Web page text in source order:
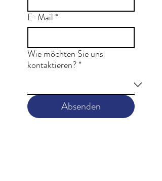
E-Mail*
Wie möchten Sie uns
kontaktieren?*
Absenden